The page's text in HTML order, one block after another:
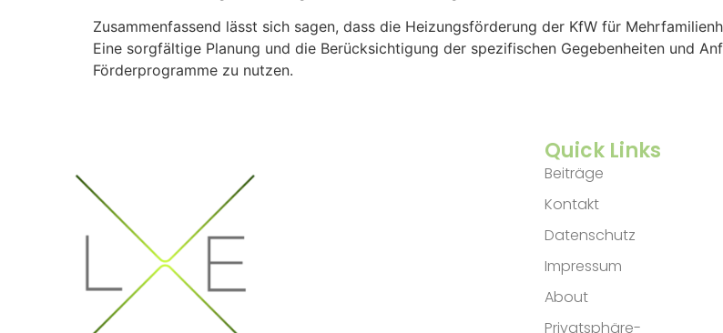
Zusammenfassend lässt sich sagen, dass die Heizungsförderung der KfW für
Eine sorgfältige Planung und die Berücksichtigung der spezifischen Gegebenheiten und
Förderprogramme zu nutzen.
Quick Links
Beiträge
Kontakt
Datenschutz
Impressum
About
Privatsphäre-